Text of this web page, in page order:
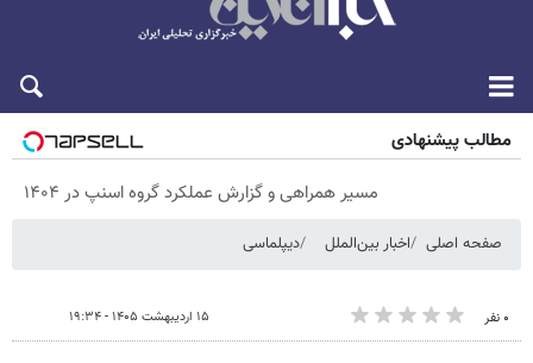
مطالب پیشنهادی
مسیر همراهی و گزارش عملکرد گروه اسنپ در ۱۴۰۴
صفحه اصلی اخبار بین‌الملل دیپلماسی
۰ نفر ۱۵ اردیبهشت ۱۴۰۵ - ۱۹:۳۴